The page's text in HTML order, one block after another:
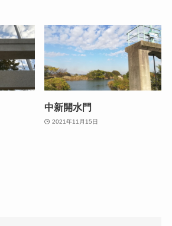
中新開水門
2021年11月15日